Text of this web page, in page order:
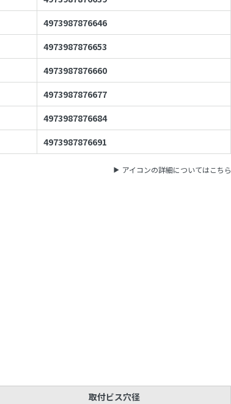
4973987876646
4973987876653
4973987876660
4973987876677
4973987876684
4973987876691
アイコンの詳細についてはこちら
取付ビス穴径